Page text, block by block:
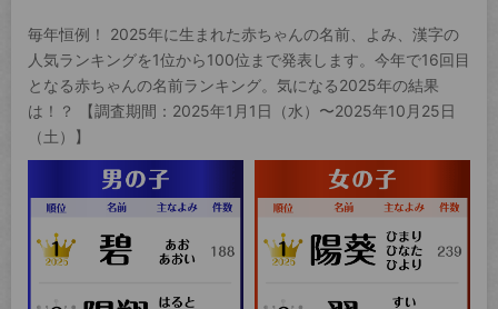
毎年恒例！ 2025年に生まれた赤ちゃんの名前、よみ、漢字の
人気ランキングを1位から100位まで発表します。今年で16回目
となる赤ちゃんの名前ランキング。気になる2025年の結果
は！？ 【調査期間：2025年1月1日（水）〜2025年10月25日
（土）】